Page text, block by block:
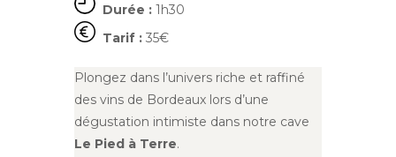
Durée : 1h30
Tarif : 35€
Plongez dans l’univers riche et raffiné
des vins de Bordeaux lors d’une
dégustation intimiste dans notre cave
Le Pied à Terre.